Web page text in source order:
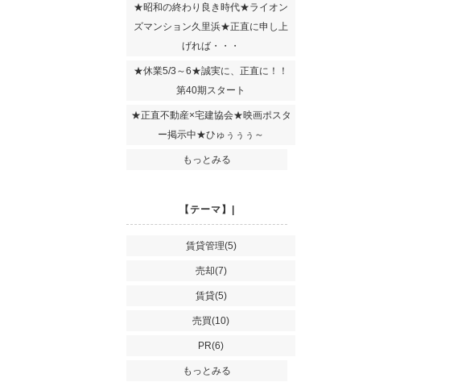
★昭和の終わり良き時代★ライオン
ズマンション久里浜★正直に申し上
げれば・・・
★休業5/3～6★誠実に、正直に！！
第40期スタート
★正直不動産×宅建協会★映画ポスタ
ー掲示中★ひゅぅぅぅ～
もっとみる
【テーマ】|
賃貸管理(5)
売却(7)
賃貸(5)
売買(10)
PR(6)
もっとみる